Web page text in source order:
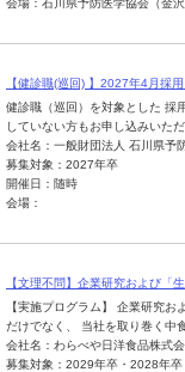
会場：石川県予防医学協会（金沢
【健診職(巡回) 】2027年4月採
健診職（巡回）を対象とした 採
していない方もお申し込みいた
会社名：一般財団法人 石川県予
募集対象：2027年卒
開催日：随時
会場：
【文理不問】企業研究および「
【実施プログラム】 企業研究
だけでなく、 当社を取り巻く中
会社名：わらべや日洋食品株式
募集対象：2029年卒・2028年卒